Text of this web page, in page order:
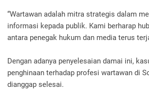
“Wartawan adalah mitra strategis dalam
informasi kepada publik. Kami berharap
antara penegak hukum dan media terus
Dengan adanya penyelesaian damai ini,
penghinaan terhadap profesi wartawan di
dianggap selesai.